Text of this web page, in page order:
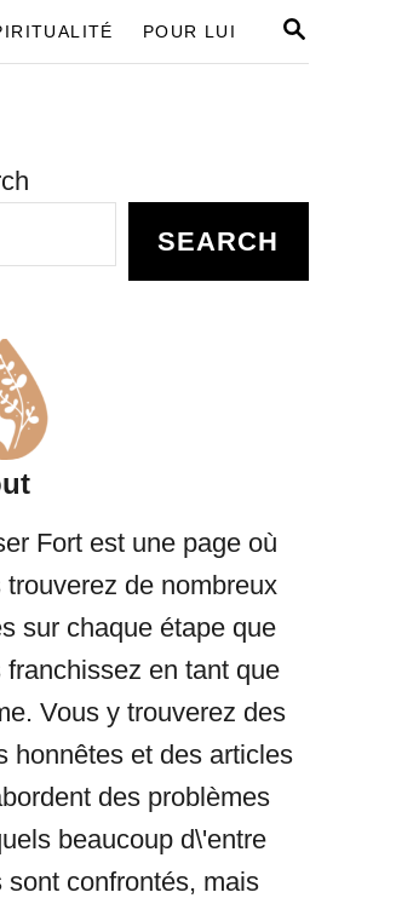
S
POUR LUI
SEARCH
Fort est une page où
trouverez de nombreux
sur chaque étape que
franchissez en tant que
Vous y trouverez des
honnêtes et des articles
des problèmes
beaucoup d\'entre
sont confrontés, mais